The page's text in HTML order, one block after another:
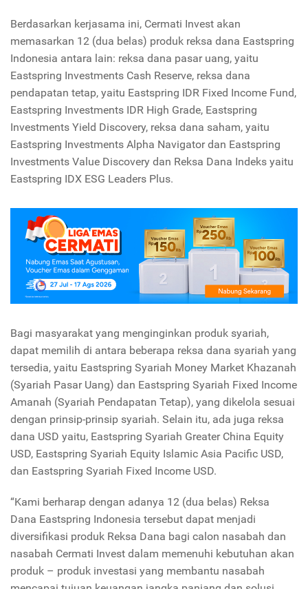
Berdasarkan kerjasama ini, Cermati Invest akan
memasarkan 12 (dua belas) produk reksa dana Eastspring
Indonesia antara lain: reksa dana pasar uang, yaitu
Eastspring Investments Cash Reserve, reksa dana
pendapatan tetap, yaitu Eastspring IDR Fixed Income Fund,
Eastspring Investments IDR High Grade, Eastspring
Investments Yield Discovery, reksa dana saham, yaitu
Eastspring Investments Alpha Navigator dan Eastspring
Investments Value Discovery dan Reksa Dana Indeks yaitu
Eastspring IDX ESG Leaders Plus.
Bagi masyarakat yang menginginkan produk syariah,
dapat memilih di antara beberapa reksa dana syariah yang
tersedia, yaitu Eastspring Syariah Money Market Khazanah
(Syariah Pasar Uang) dan Eastspring Syariah Fixed Income
Amanah (Syariah Pendapatan Tetap), yang dikelola sesuai
dengan prinsip-prinsip syariah. Selain itu, ada juga reksa
dana USD yaitu, Eastspring Syariah Greater China Equity
USD, Eastspring Syariah Equity Islamic Asia Pacific USD,
dan Eastspring Syariah Fixed Income USD.
“Kami berharap dengan adanya 12 (dua belas) Reksa
Dana Eastspring Indonesia tersebut dapat menjadi
diversifikasi produk Reksa Dana bagi calon nasabah dan
nasabah Cermati Invest dalam memenuhi kebutuhan akan
produk – produk investasi yang membantu nasabah